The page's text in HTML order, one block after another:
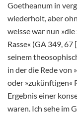
Goetheanum in
wiederholt, aber
weisse war nun
Rasse« (GA 349,
seinem
in der die Rede von
oder »zukünftigen«
Ergebnis einer
waren. Ich sehe im